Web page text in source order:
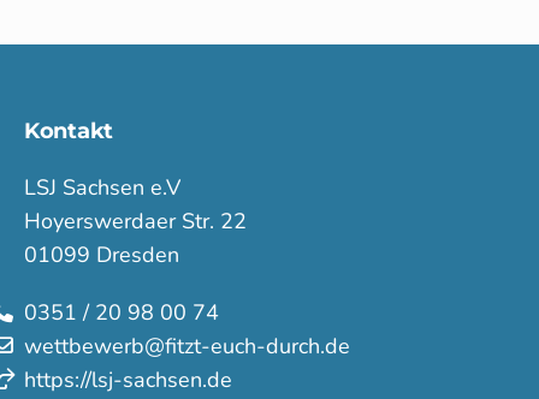
Kontakt
LSJ Sachsen e.V
Hoyerswerdaer Str. 22
01099 Dresden
0351 / 20 98 00 74
wettbewerb@fitzt-euch-durch.de
https://lsj-sachsen.de